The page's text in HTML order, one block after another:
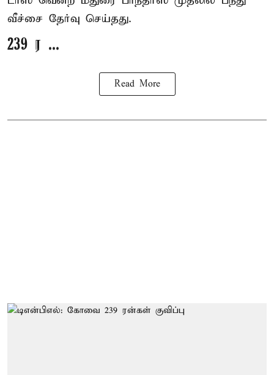
வீச்சை தேர்வு செய்தது.
239 ர ...
Read More